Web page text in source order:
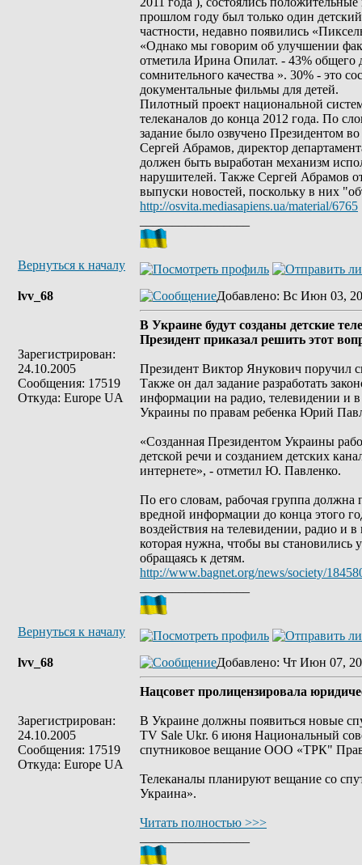
прошлом году был только один
частности, недавно появились
«Однако мы говорим об улучшении
отметила Ирина Опилат. - 43% общего
сомнительного качества ». 30% - это
документальные фильмы для детей.
Пилотный проект национальной
телеканалов до конца 2012 года. По
задание было озвучено Президентом
Сергей Абрамов, директор
должен быть выработан механизм
нарушителей. Также Сергей Абрамов
выпуски новостей, поскольку в них
http://osvita.mediasapiens.ua/material/6765
Вернуться к началу
lvv_68
Зарегистрирован:
24.10.2005
Сообщения: 17519
Откуда: Europe UA
Добавлено: Вс Июн 03,
В Украине будут созданы детские
Президент приказал решить этот
Президент Виктор Янукович поручил
Также он дал задание разработать
информации на радио, телевидении и
Украины по правам ребенка Юрий
«Созданная Президентом Украины
детской речи и созданием детских
интернете», - отметил Ю. Павленко.
По его словам, рабочая группа должна
вредной информации до конца этого
воздействия на телевидении, радио и
которая нужна, чтобы вы
обращаясь к детям.
http://www.bagnet.org/news/society/
Вернуться к началу
lvv_68
Зарегистрирован:
24.10.2005
Сообщения: 17519
Откуда: Europe UA
Добавлено: Чт Июн 07,
Нацсовет пролицензировала
В Украине должны появиться новые
TV Sale Ukr. 6 июня Национальный
спутниковое вещание ООО «ТРК"
Телеканалы планируют вещание со
Украина».
Читать полностью >>>